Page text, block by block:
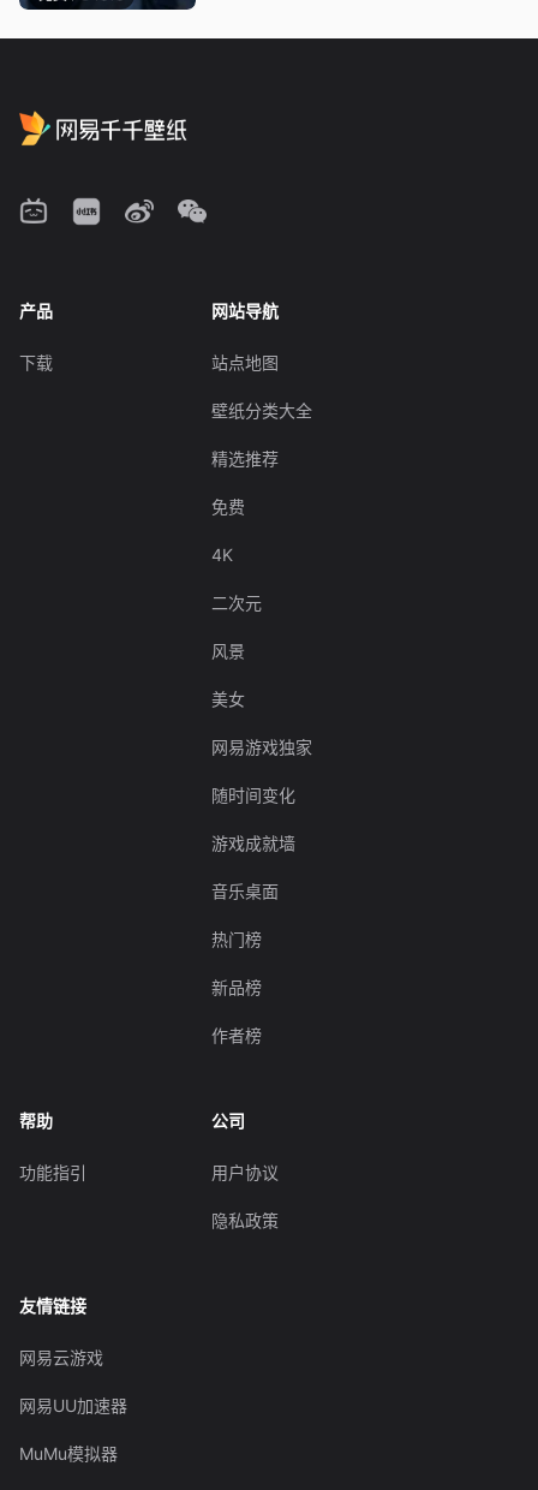
产品
下载
网站导航
站点地图
壁纸分类大全
精选推荐
免费
4K
二次元
风景
美女
网易游戏独家
随时间变化
游戏成就墙
音乐桌面
热门榜
新品榜
作者榜
帮助
功能指引
公司
用户协议
隐私政策
友情链接
网易云游戏
网易UU加速器
MuMu模拟器